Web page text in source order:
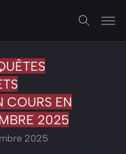
COURS EN
2025
2025